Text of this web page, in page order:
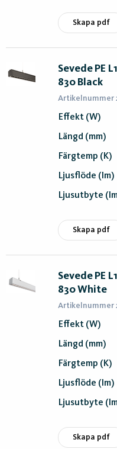
Skapa pdf
Sevede PE
830 Black
Artikelnummer
Effekt (W)
Längd (mm)
Färgtemp (K)
Ljusflöde (lm)
Ljusutbyte
Skapa pdf
Sevede PE
830 White
Artikelnummer
Effekt (W)
Längd (mm)
Färgtemp (K)
Ljusflöde (lm)
Ljusutbyte
Skapa pdf